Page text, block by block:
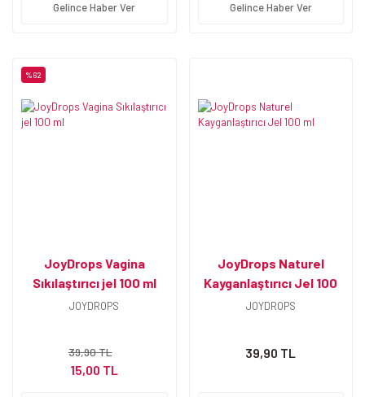
Gelince Haber Ver Gelince Haber Ver
%62
JoyDrops Vagina
Sıkılaştırıcı jel 100 ml
JOYDROPS
39,90 TL
15,00 TL
JoyDrops Naturel
Kayganlaştırıcı Jel 100
ml
JOYDROPS
39,90 TL